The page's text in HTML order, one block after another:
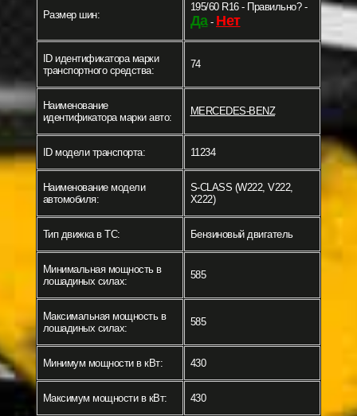
Размер шин:
195/60 R16 - Правильно? -
Да- Нет
ID идентификатора марки
транспортного средства:
74
Наименование
идентификатора марки авто:
MERCEDES-BENZ
ID модели транспорта: 11234
Наименование модели
автомобиля:
S-CLASS (W222, V222,
X222)
Тип движка в ТС: Бензиновый двигатель
Минимальная мощность в
лошадиных силах:
585
Максимальная мощность в
лошадиных силах:
585
Минимум мощности в кВт: 430
Максимум мощности в кВт: 430